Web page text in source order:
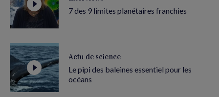
7 des 9 limites planétaires franchies
Actu de science
Le pipi des baleines essentiel pour les
océans